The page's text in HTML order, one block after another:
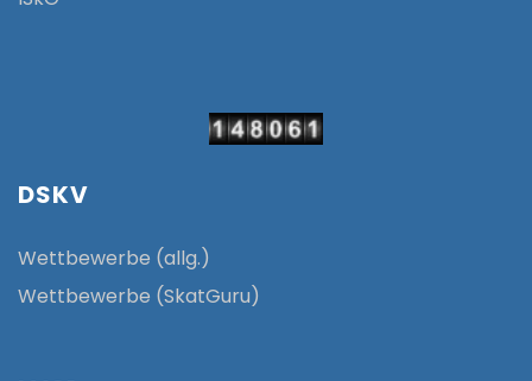
DSKV
Wettbewerbe (allg.)
Wettbewerbe (SkatGuru)